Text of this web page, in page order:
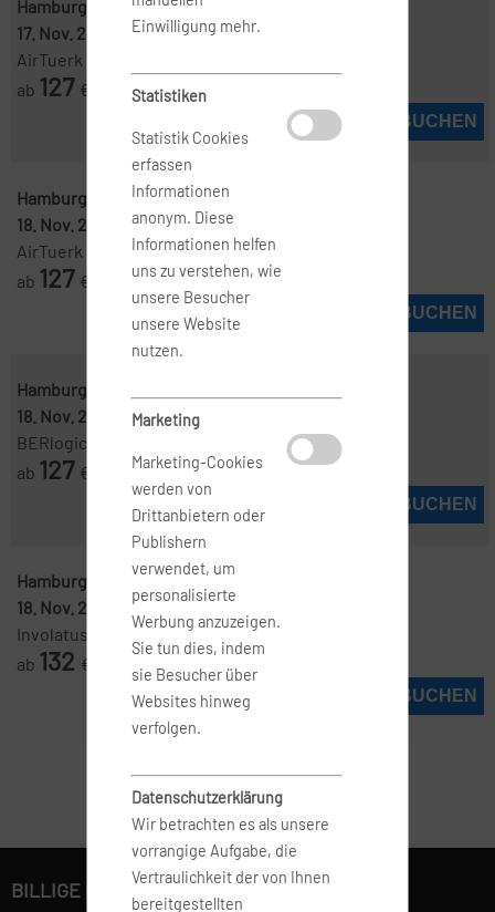
Hamburg ( HAM )-Lissabon ( LIS )
17. Nov. 2026
24. Nov. 2026
AirTuerk
ab 127 €
JETZT BUCHEN
Hamburg ( HAM )-Lissabon ( LIS )
18. Nov. 2026
25. Nov. 2026
AirTuerk
ab 127 €
JETZT BUCHEN
Hamburg ( HAM )
18. Nov. 2026
24. Nov. 2026
BERlogic
ab 127 €
JETZT BUCHEN
Hamburg ( HAM )- Lissabon ( LIS )
18. Nov. 2026
24. Nov. 2026
Involatus
ab 132 €
JETZT BUCHEN
Einwilligung mehr.
Statistiken
Statistik Cookies
erfassen
Informationen
anonym. Diese
Informationen helfen
uns zu verstehen, wie
unsere Besucher
unsere Website
nutzen.
Marketing
Marketing-Cookies
werden von
Drittanbietern oder
Publishern
verwendet, um
personalisierte
Werbung anzuzeigen.
Sie tun dies, indem
sie Besucher über
Websites hinweg
verfolgen.
Datenschutzerklärung
Wir betrachten es als unsere
vorrangige Aufgabe, die
Vertraulichkeit der von Ihnen
bereitgestellten
BILLIGE FLÜGE BUCHEN